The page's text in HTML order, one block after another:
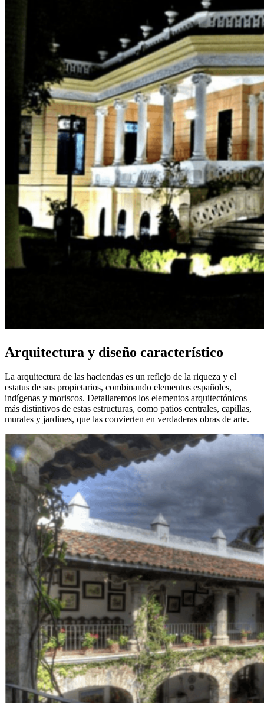
Arquitectura y diseño característico
La arquitectura de las haciendas es un reflejo de la riqueza y el
estatus de sus propietarios, combinando elementos españoles,
indígenas y moriscos. Detallaremos los elementos arquitectónicos
más distintivos de estas estructuras, como patios centrales, capillas,
murales y jardines, que las convierten en verdaderas obras de arte.